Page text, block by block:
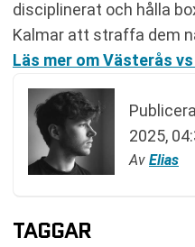
disciplinerat och hålla
Kalmar att straffa dem
Läs mer om Västerås vs
2025,
Av Elias
TAGGAR